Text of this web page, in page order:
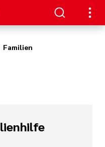
Familien